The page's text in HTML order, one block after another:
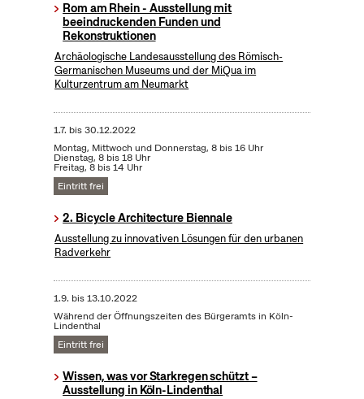
Rom am Rhein - Ausstellung mit
beeindruckenden Funden und
Rekonstruktionen
Archäologische Landesausstellung des Römisch-
Germanischen Museums und der MiQua im
Kulturzentrum am Neumarkt
1.7. bis30.12.2022
Montag, Mittwoch und Donnerstag, 8 bis 16 Uhr
Dienstag, 8 bis 18 Uhr
Freitag, 8 bis 14 Uhr
Eintritt frei
2. Bicycle Architecture Biennale
Ausstellung zu innovativen Lösungen für den urbanen
Radverkehr
1.9. bis13.10.2022
Während der Öffnungszeiten des Bürgeramts in Köln-
Lindenthal
Eintritt frei
Wissen, was vor Starkregen schützt –
Ausstellung in Köln-Lindenthal